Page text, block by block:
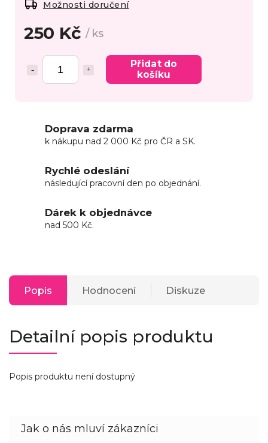
250 Kč/ ks
Přidat do
košíku
Možnosti doručení
Doprava zdarma
k nákupu nad 2 000 Kč pro ČR a SK.
Rychlé odeslání
následující pracovní den po objednání.
Dárek k objednávce
nad 500 Kč.
Popis Hodnocení Diskuze
Detailní popis produktu
Popis produktu není dostupný